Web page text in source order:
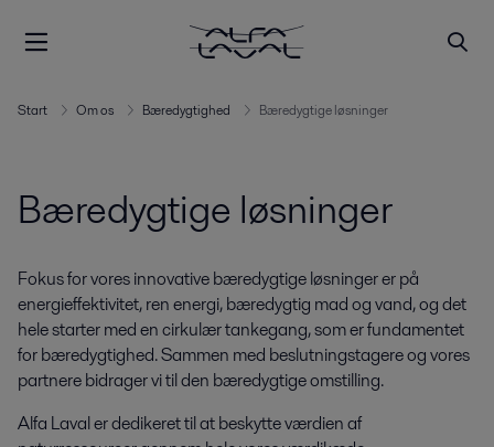
Start Om os Bæredygtighed Bæredygtige løsninger
Bæredygtige løsninger
Fokus for vores innovative bæredygtige løsninger er på
energieffektivitet, renenergi, bæredygtig mad og vand, og det
hele starter med en cirkulær tankegang, som erfundamentet
for bæredygtighed. Sammen med beslutningstagere og vores
partnerebidrager vi til den bæredygtige omstilling.
Alfa Laval er dedikeret til at beskytte værdien af